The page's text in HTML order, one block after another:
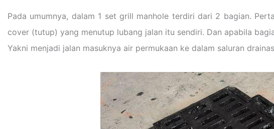
Pada umumnya, dalam 1 set grill manhole terdiri dari 2 bagian.
cover (tutup) yang menutup lubang jalan itu sendiri. Dan apabila
Yakni menjadi jalan masuknya air permukaan ke dalam saluran